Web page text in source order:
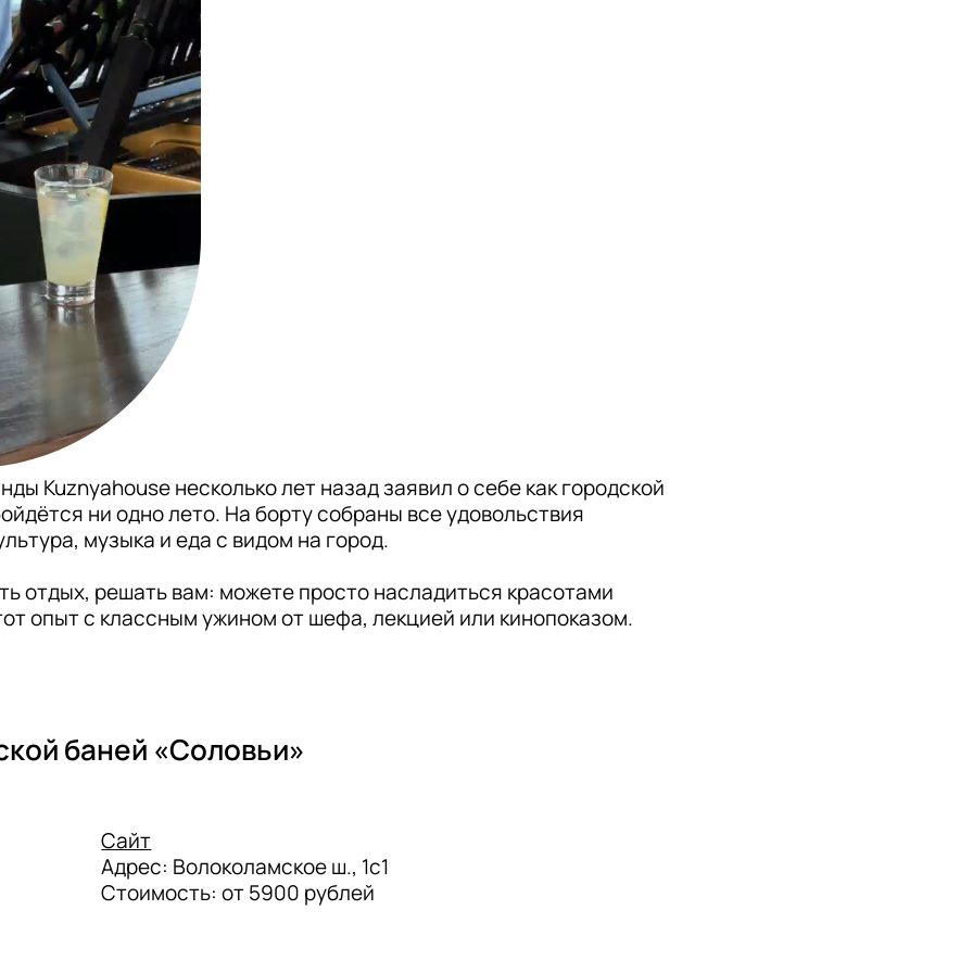
Kuznyahouse несколько лет назад заявил о себе как городской
ни одно лето. На борту собраны все удовольствия
музыка и еда с видом на город.
отдых, решать вам: можете просто насладиться красотами
опыт с классным ужином от шефа, лекцией или кинопоказом.
баней «Соловьи»
Сайт
Адрес: Волоколамское ш., 1с1
Стоимость: от 5900 рублей